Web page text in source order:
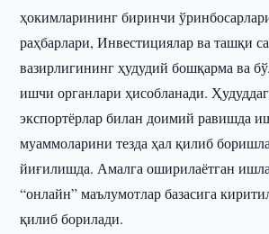
ҳокимларининг биринчи
раҳбарлари, Инвестициялар ва ташқи
вазирлигининг ҳудудий бошқарма ва
ишчи органлари ҳисобланади.
экспортёрлар билан доимий равишда
муаммоларини тезда ҳал қилиб
йиғилишда. Амалга оширилаётган
“онлайн” маълумотлар базасига
қилиб борилади.